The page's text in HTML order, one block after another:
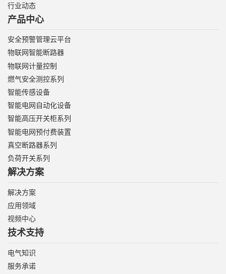
行业动态
产品中心
安全预警管理云平台
物联网智能断路器
物联网计量控制
燃气安全测控系列
智能传感设备
智能电网自动化设备
智能高压开关柜系列
智能电网预付费装置
真空断路器系列
负荷开关系列
解决方案
解决方案
应用领域
视频中心
技术支持
电气知识
服务承诺